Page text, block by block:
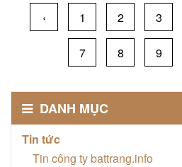
‹ 1 2 3
7 8 9
DANH MỤC
Tin tức
Tin công ty battrang.info